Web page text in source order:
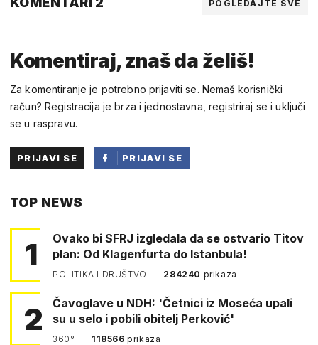
POGLEDAJTE SVE
Komentiraj, znaš da želiš!
Za komentiranje je potrebno prijaviti se. Nemaš korisnički
račun? Registracija je brza i jednostavna, registriraj se i uključi
se u raspravu.
PRIJAVI SE
PRIJAVI SE
TOP NEWS
1
Ovako bi SFRJ izgledala da se ostvario Titov
plan: Od Klagenfurta do Istanbula!
POLITIKA I DRUŠTVO 284240 prikaza
2
Čavoglave u NDH: 'Četnici iz Moseća upali
su u selo i pobili obitelj Perković'
360° 118566prikaza